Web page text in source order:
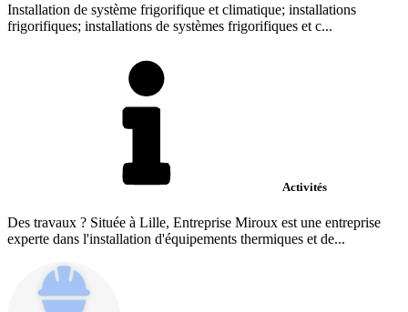
Installation de système frigorifique et climatique; installations
frigorifiques; installations de systèmes frigorifiques et c...
Activités
Des travaux ? Située à Lille, Entreprise Miroux est une entreprise
experte dans l'installation d'équipements thermiques et de...